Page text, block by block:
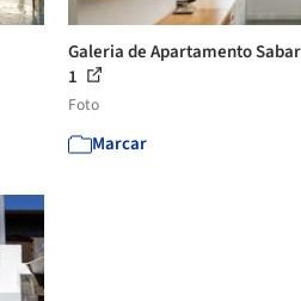
Galeria de Apartamento
1
Foto
Marcar